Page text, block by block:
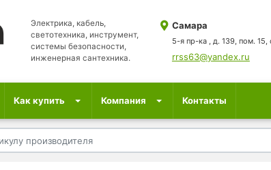
Электрика, кабель,
светотехника, инструмент,
системы безопасности,
инженерная сантехника.
Самара
5-я пр-ка , д. 139, пом. 15,
rrss63@yandex.ru
Как купить Компания Контакты